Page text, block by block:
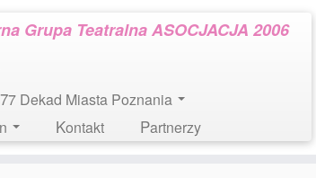
Grupa Teatralna ASOCJACJA 2006
77 Dekad Miasta Poznania
Kontakt Partnerzy